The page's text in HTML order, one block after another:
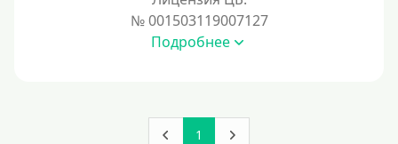
№ 001503119007127
Подробнее
1